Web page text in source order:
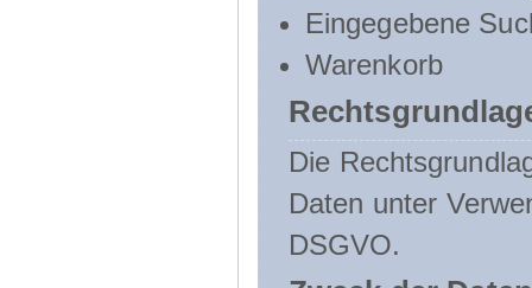
Eingegebene
Warenkorb
Die
Daten unter
DSGVO.